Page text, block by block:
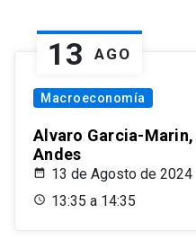
13 AGO
Macroeconomía
Alvaro Garcia-
Andes
13 de Agosto de 2024
13:35 a 14:35